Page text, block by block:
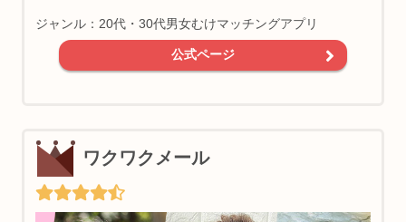
ジャンル：20代・30代男女むけマッチングアプリ
公式ページ
ワクワクメール